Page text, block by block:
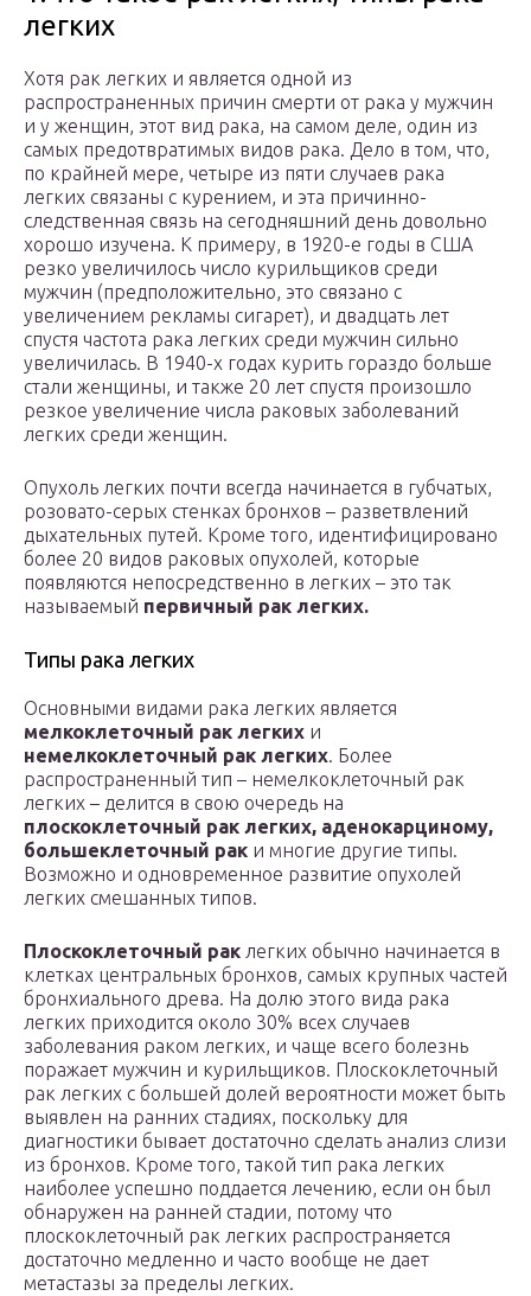
легких
Хотя рак легких и является одной из
распространенных причин смерти от рака у мужчин
и у женщин, этот вид рака, на самом деле, один из
самых предотвратимых видов рака. Дело в том, что,
по крайней мере, четыре из пяти случаев рака
легких связаны с курением, и эта причинно-
следственная связь на сегодняшний день довольно
хорошо изучена. К примеру, в 1920-е годы в США
резко увеличилось число курильщиков среди
мужчин (предположительно, это связано с
увеличением рекламы сигарет), и двадцать лет
спустя частота рака легких среди мужчин сильно
увеличилась. В 1940-х годах курить гораздо больше
стали женщины, и также 20 лет спустя произошло
резкое увеличение числа раковых заболеваний
легких среди женщин.
Опухоль легких почти всегда начинается в губчатых,
розовато-серых стенках бронхов – разветвлений
дыхательных путей. Кроме того, идентифицировано
более 20 видов раковых опухолей, которые
появляются непосредственно в легких – это так
называемый первичный рак легких.
Типы рака легких
Основными видами рака легких является
мелкоклеточный рак легких и
немелкоклеточный рак легких. Более
распространенный тип – немелкоклеточный рак
легких – делится в свою очередь на
плоскоклеточный рак легких, аденокарциному,
большеклеточный рак и многие другие типы.
Возможно и одновременное развитие опухолей
легких смешанных типов.
Плоскоклеточный рак легких обычно начинается в
клетках центральных бронхов, самых крупных частей
бронхиального древа. На долю этого вида рака
легких приходится около 30% всех случаев
заболевания раком легких, и чаще всего болезнь
поражает мужчин и курильщиков. Плоскоклеточный
рак легких с большей долей вероятности может быть
выявлен на ранних стадиях, поскольку для
диагностики бывает достаточно сделать анализ слизи
из бронхов. Кроме того, такой тип рака легких
наиболее успешно поддается лечению, если он был
обнаружен на ранней стадии, потому что
плоскоклеточный рак легких распространяется
достаточно медленно и часто вообще не дает
метастазы за пределы легких.